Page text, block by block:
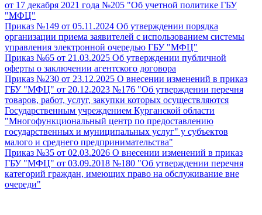
от 17 декабря 2021 года №205 "Об учетной политике ГБУ
"МФЦ"
Приказ №149 от 05.11.2024 Об утверждении порядка
организации приема заявителей с использованием системы
управления электронной очередью ГБУ "МФЦ"
Приказ №65 от 21.03.2025 Об утверждении публичной
оферты о заключении агентского договора
Приказ №230 от 23.12.2025 О внесении изменений в приказ
ГБУ "МФЦ" от 20.12.2023 №176 "Об утверждении перечня
товаров, работ, услуг, закупки которых осуществляются
Государственным учреждением Курганской области
"Многофункциональный центр по предоставлению
государственных и муниципальных услуг" у субъектов
малого и среднего предпринимательства"
Приказ №35 от 02.03.2026 О внесении изменений в приказ
ГБУ "МФЦ" от 03.09.2018 №180 "Об утверждении перечня
категорий граждан, имеющих право на обслуживание вне
очереди"